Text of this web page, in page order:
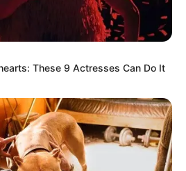
These 9 Actresses Can Do It